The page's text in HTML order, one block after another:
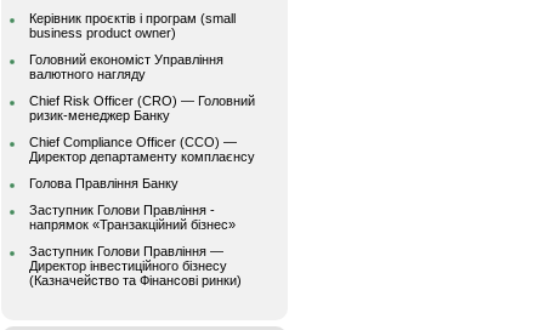
Керівник проєктів і програм (small
business product owner)
Головний економіст Управління
валютного нагляду
Chief Risk Officer (CRO) — Головний
ризик-менеджер Банку
Chief Compliance Officer (CCO) —
Директор департаменту комплаєнсу
Голова Правління Банку
Заступник Голови Правління -
напрямок «Транзакційний бізнес»
Заступник Голови Правління —
Директор інвестиційного бізнесу
(Казначейство та Фінансові ринки)